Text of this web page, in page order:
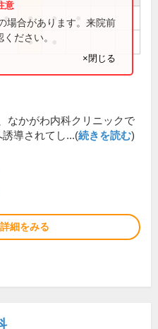
● ● ●
●
場合があります。来院前
ださい。
×閉じる
なかがわ内科クリニックで
導されてし...(続きを読む)
細をみる